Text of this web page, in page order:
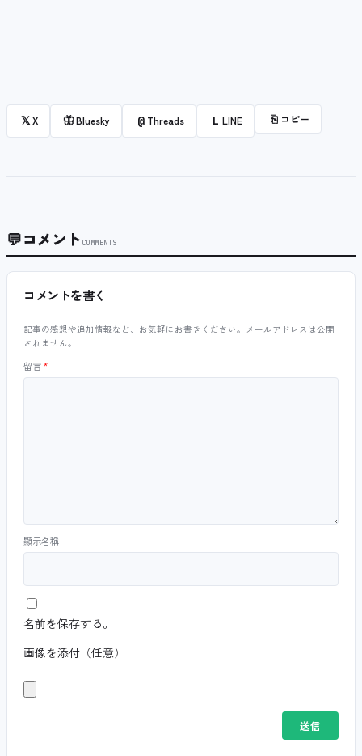
𝕏X 🦋Bluesky @ Threads L LINE ⎘ コピー
💬コメント COMMENTS
コメントを書く
記事の感想や追加情報など、お気軽にお書きください。メールアドレスは公開
されません。
留言*
顯示名稱
名前を保存する。
画像を添付（任意）